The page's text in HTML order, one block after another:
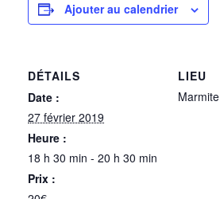
Ajouter au calendrier
DÉTAILS
Date :
27 février 2019
Heure :
18 h 30 min - 20 h 30 min
Prix :
LIEU
Marmite